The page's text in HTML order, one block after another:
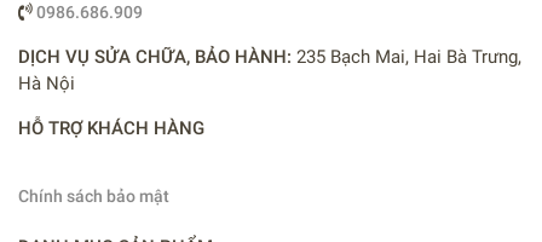
0986.686.909
DỊCH VỤ SỬA CHỮA, BẢO HÀNH: 235 Bạch Mai, Hai Bà Trưng,
Hà Nội
HỖ TRỢ KHÁCH HÀNG
Chính sách bảo mật